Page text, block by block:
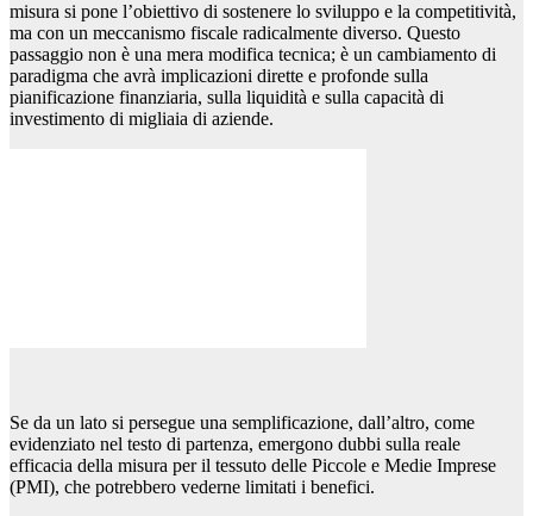
misura si pone l’obiettivo di sostenere lo sviluppo e la competitività,
ma con un meccanismo fiscale radicalmente diverso. Questo
passaggio non è una mera modifica tecnica; è un cambiamento di
paradigma che avrà implicazioni dirette e profonde sulla
pianificazione finanziaria, sulla liquidità e sulla capacità di
investimento di migliaia di aziende.
Se da un lato si persegue una semplificazione, dall’altro, come
evidenziato nel testo di partenza, emergono dubbi sulla reale
efficacia della misura per il tessuto delle Piccole e Medie Imprese
(PMI), che potrebbero vederne limitati i benefici.